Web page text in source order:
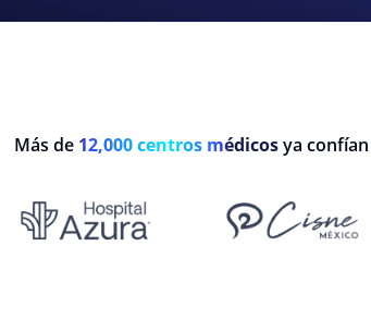
Más de 12,000 centros médicosya